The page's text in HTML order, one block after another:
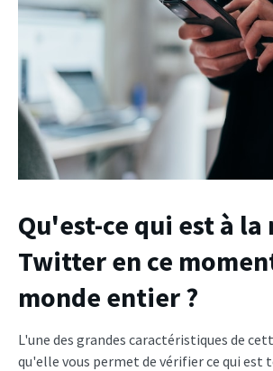
Qu'est-ce qui est à la
Twitter en ce
monde entier ?
L'une des grandes caractéristiques de
qu'elle vous permet de vérifier ce qui est